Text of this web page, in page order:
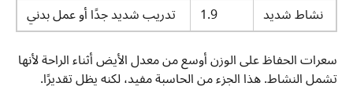
نشاط شديد
1.9
تدريب شديد جدًا أو عمل بدني
سعرات الحفاظ على الوزن أوسع من معدل الأيض أثناء الراحة لأنها
تشمل النشاط. هذا الجزء من الحاسبة مفيد، لكنه يظل تقديرًا.